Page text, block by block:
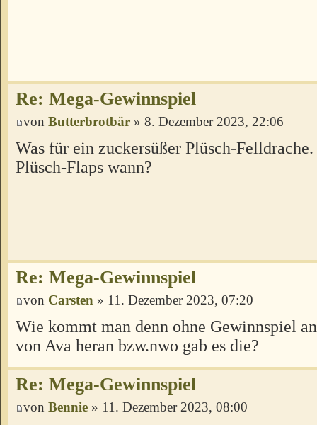
Re: Mega-Gewinnspiel
von Butterbrotbär » 8. Dezember 2023, 22:06
Was für ein zuckersüßer Plüsch-Felldrache.
Plüsch-Flaps wann?
Re: Mega-Gewinnspiel
von Carsten » 11. Dezember 2023, 07:20
Wie kommt man denn ohne Gewinnspiel
von Ava heran bzw.nwo gab es die?
Re: Mega-Gewinnspiel
von Bennie » 11. Dezember 2023, 08:00